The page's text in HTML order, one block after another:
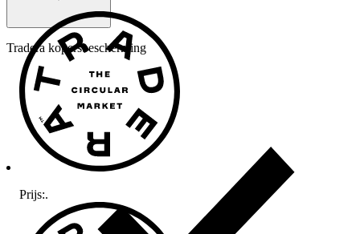
Tradera kopersbescherming
Prijs:.